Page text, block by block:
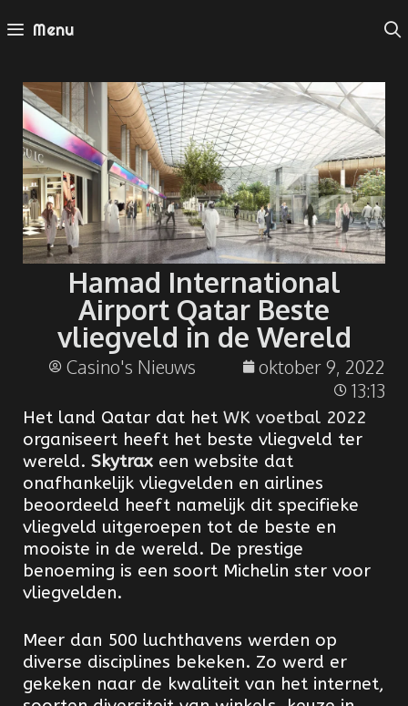
Menu
Hamad International
Airport Qatar Beste
vliegveld in de Wereld
Casino's Nieuws
oktober 9, 2022
13:13
Het land Qatar dat het WK voetbal 2022
organiseert heeft het beste vliegveld ter
wereld. Skytrax een website dat
onafhankelijk vliegvelden en airlines
beoordeeld heeft namelijk dit specifieke
vliegveld uitgeroepen tot de beste en
mooiste in de wereld. De prestige
benoeming is een soort Michelin ster voor
vliegvelden.
Meer dan 500 luchthavens werden op
diverse disciplines bekeken. Zo werd er
gekeken naar de kwaliteit van het internet,